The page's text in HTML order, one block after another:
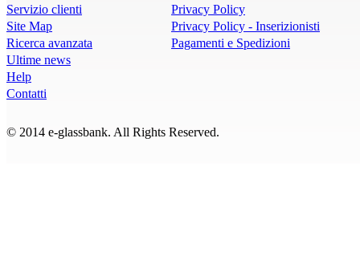
Servizio clienti
Site Map
Ricerca avanzata
Ultime news
Help
Contatti
Privacy Policy
Privacy Policy - Inserizionisti
Pagamenti e Spedizioni
© 2014 e-glassbank. All Rights Reserved.